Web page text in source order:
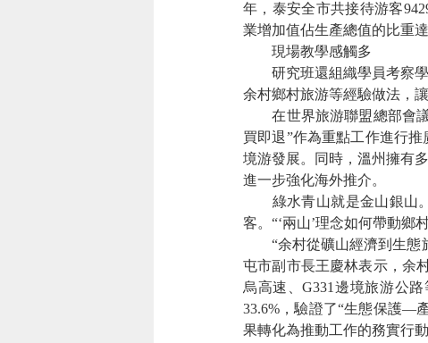
年，泰安全市共接待游客
業增加值佔生產總值的比重達
現場教學感觸多
研究班還組織學員考察
余村鄉村旅游等經驗做法，
在世界旅游聯盟總部會
買即退”作為重點工作進行
境游發展。同時，溫州擁有
進一步強化海外推介。
綠水青山就是金山銀山
客。“‘兩山’理念如何帶動鄉
“余村從礦山經濟到生
屯市副市長王慶林表示，余
烏高速、G331邊境旅游公
33.6%，驗證了“生態保護—
果轉化為推動工作的務實行動